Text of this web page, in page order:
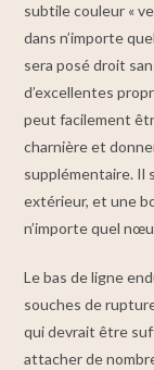
subtile couleur «
dans n’importe
sera posé droit
d’excellentes
peut facilement
charnière et
supplémentaire. Il
extérieur, et une
n’importe quel
Le bas de ligne
souches de
qui devrait être
attacher de